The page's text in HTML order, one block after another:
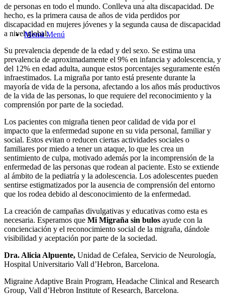
Menú Menú
de personas en todo el mundo. Conlleva una alta discapacidad. De
hecho, es la primera causa de años de vida perdidos por
discapacidad en mujeres jóvenes y la segunda causa de discapacidad
a nivel global.
Su prevalencia depende de la edad y del sexo. Se estima una
prevalencia de aproximadamente el 9% en infancia y adolescencia, y
del 12% en edad adulta, aunque estos porcentajes seguramente estén
infraestimados. La migraña por tanto está presente durante la
mayoría de vida de la persona, afectando a los años más productivos
de la vida de las personas, lo que requiere del reconocimiento y la
comprensión por parte de la sociedad.
Los pacientes con migraña tienen peor calidad de vida por el
impacto que la enfermedad supone en su vida personal, familiar y
social. Estos evitan o reducen ciertas actividades sociales o
familiares por miedo a tener un ataque, lo que les crea un
sentimiento de culpa, motivado además por la incomprensión de la
enfermedad de las personas que rodean al paciente. Esto se extiende
al ámbito de la pediatría y la adolescencia. Los adolescentes pueden
sentirse estigmatizados por la ausencia de comprensión del entorno
que los rodea debido al desconocimiento de la enfermedad.
La creación de campañas divulgativas y educativas como esta es
necesaria. Esperamos que Mi Migraña sin bulos ayude con la
concienciación y el reconocimiento social de la migraña, dándole
visibilidad y aceptación por parte de la sociedad.
Dra. Alicia Alpuente, Unidad de Cefalea, Servicio de Neurología,
Hospital Universitario Vall d’Hebron, Barcelona.
Migraine Adaptive Brain Program, Headache Clinical and Research
Group, Vall d’Hebron Institute of Research, Barcelona.